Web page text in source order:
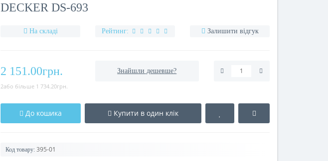
DECKER DS-693
На складі Рейтинг: Залишити відгук
2 151.00грн.
2або більше 1 734.20грн.
Знайшли дешевше?
До кошика Купити в один клік
Код товару: 395-01